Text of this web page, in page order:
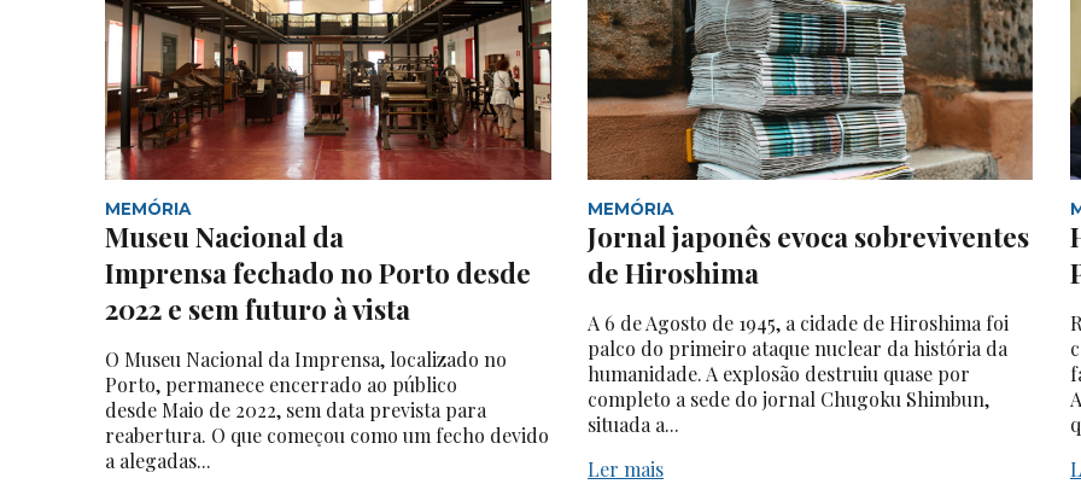
MEMÓRIA
Museu Nacional da
Imprensa fechado no Porto desde
2022 e sem futuro à vista
O Museu Nacional da Imprensa, localizado no
Porto, permanece encerrado ao público
desde Maio de 2022, sem data prevista para
reabertura. O que começou como um fecho devido
a alegadas...
MEMÓRIA
Jornal japonês evoca sobreviventes
de Hiroshima
A 6 de Agosto de 1945, a cidade de Hiroshima foi
palco do primeiro ataque nuclear da história da
humanidade. A explosão destruiu quase por
completo a sede do jornal Chugoku Shimbun,
situada a...
Ler mais